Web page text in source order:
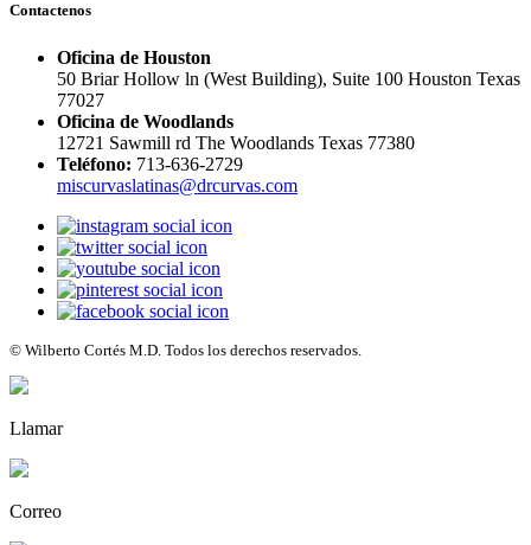
Contactenos
Oficina de Houston
50 Briar Hollow ln (West Building), Suite 100 Houston Texas
77027
Oficina de Woodlands
12721 Sawmill rd The Woodlands Texas 77380
Teléfono: 713-636-2729
miscurvaslatinas@drcurvas.com
© Wilberto Cortés M.D. Todos los derechos reservados.
Llamar
Correo